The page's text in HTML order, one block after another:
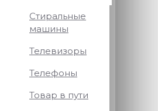
Стиральные
машины
Телевизоры
Телефоны
Товар в пути